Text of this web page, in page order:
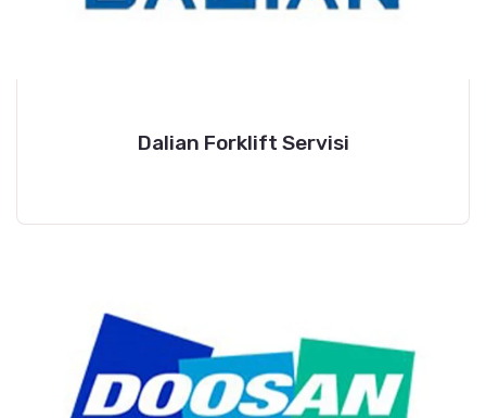
Dalian Forklift Servisi